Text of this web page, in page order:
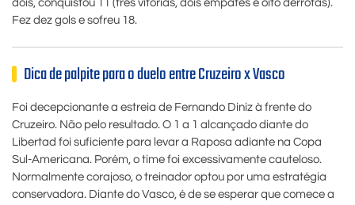
dois, conquistou 11 (três vitórias, dois empates e oito derrotas).
Fez dez gols e sofreu 18.
Dica de palpite para o duelo entre Cruzeiro x Vasco
Foi decepcionante a estreia de Fernando Diniz à frente do
Cruzeiro. Não pelo resultado. O 1 a 1 alcançado diante do
Libertad foi suficiente para levar a Raposa adiante na Copa
Sul-Americana. Porém, o time foi excessivamente cauteloso.
Normalmente corajoso, o treinador optou por uma estratégia
conservadora. Diante do Vasco, é de se esperar que comece a